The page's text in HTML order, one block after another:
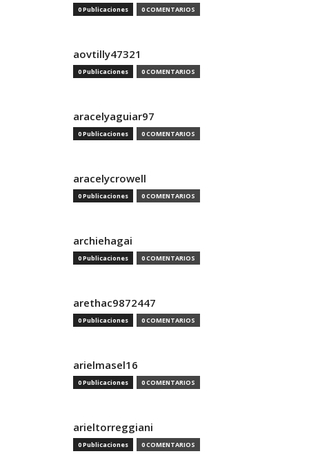
0 Publicaciones 0 COMENTARIOS
aovtilly47321
0 Publicaciones 0 COMENTARIOS
aracelyaguiar97
0 Publicaciones 0 COMENTARIOS
aracelycrowell
0 Publicaciones 0 COMENTARIOS
archiehagai
0 Publicaciones 0 COMENTARIOS
arethac9872447
0 Publicaciones 0 COMENTARIOS
arielmasel16
0 Publicaciones 0 COMENTARIOS
arieltorreggiani
0 Publicaciones 0 COMENTARIOS